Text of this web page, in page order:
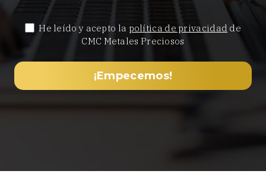
He leído y acepto la política de privacidad de
CMC Metales Preciosos